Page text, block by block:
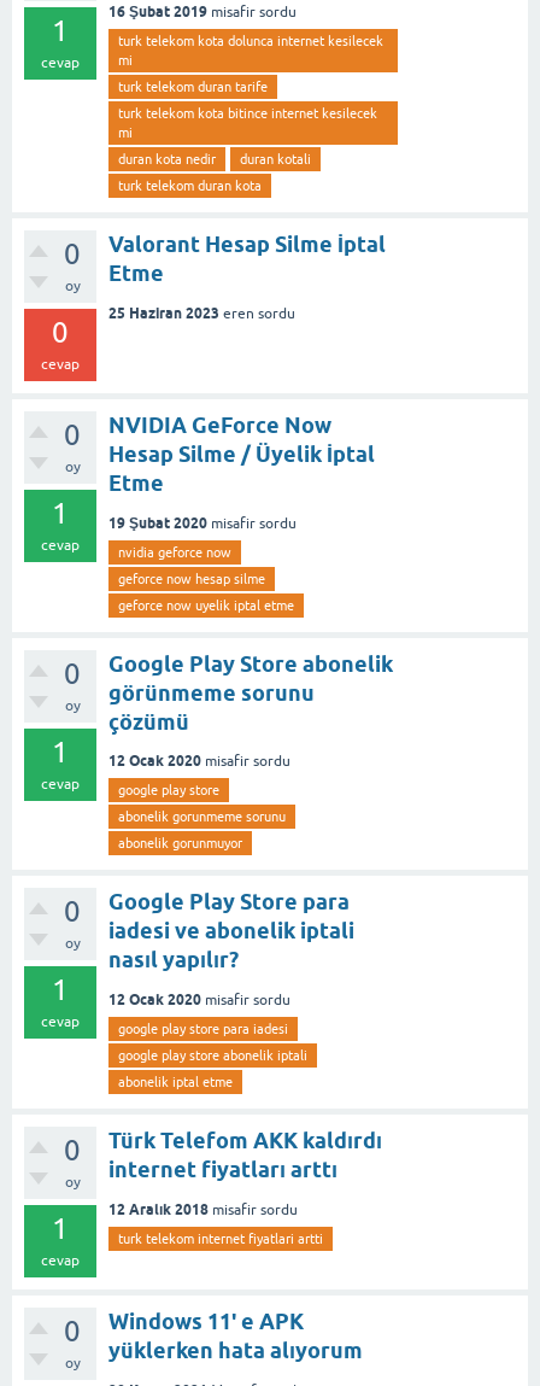
1
cevap
16 Şubat 2019 misafir sordu
turk telekom kota dolunca internet kesilecek
mi
turk telekom duran tarife
turk telekom kota bitince internet kesilecek
mi
duran kota nedir
duran kotali
turk telekom duran kota
0
oy
0
cevap
Valorant Hesap Silme İptal
Etme
25 Haziran 2023 eren sordu
0
oy
1
cevap
NVIDIA GeForce Now
Hesap Silme / Üyelik İptal
Etme
19 Şubat 2020 misafir sordu
nvidia geforce now
geforce now hesap silme
geforce now uyelik iptal etme
0
oy
1
cevap
Google Play Store abonelik
görünmeme sorunu
çözümü
12 Ocak 2020 misafir sordu
google play store
abonelik gorunmeme sorunu
abonelik gorunmuyor
0
oy
1
cevap
Google Play Store para
iadesi ve abonelik iptali
nasıl yapılır?
12 Ocak 2020 misafir sordu
google play store para iadesi
google play store abonelik iptali
abonelik iptal etme
0
oy
1
cevap
Türk Telefom AKK kaldırdı
internet fiyatları arttı
12 Aralık 2018 misafir sordu
turk telekom internet fiyatlari artti
0
oy
Windows 11' e APK
yüklerken hata alıyorum